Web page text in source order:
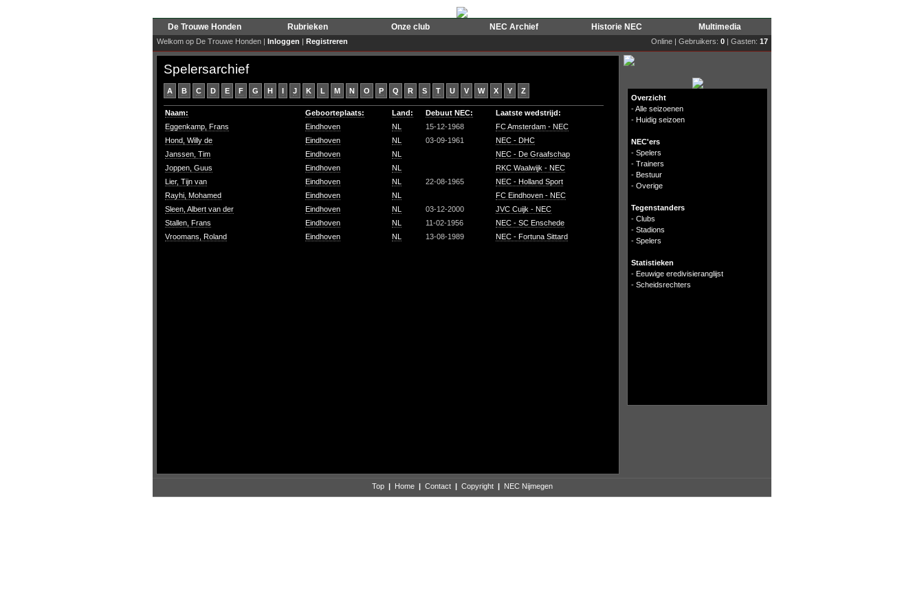
De Trouwe Honden Rubrieken Onze club NEC Archief Historie NEC Multimedia
Welkom op De Trouwe Honden | Inloggen | Registreren Online | Gebruikers: 0 | Gasten: 17
Spelersarchief
A B C D E F G H I J K L M N O P Q R S T U V W X Y Z
Naam: Geboorteplaats: Land: Debuut NEC:
Laatste wedstrijd:
Eggenkamp, Frans
Eindhoven NL 15-12-1968
FC Amsterdam - NEC
Hond, Willy de
Eindhoven NL 03-09-1961
NEC - DHC
Janssen, Tim
Eindhoven NL
NEC - De Graafschap
Joppen, Guus
Eindhoven NL
RKC Waalwijk - NEC
Lier, Tijn van
Eindhoven NL 22-08-1965
NEC - Holland Sport
Rayhi, Mohamed
Eindhoven NL
FC Eindhoven - NEC
Sleen, Albert van der
Eindhoven NL 03-12-2000
JVC Cuijk - NEC
Stallen, Frans
Eindhoven NL 11-02-1956
NEC - SC Enschede
Vroomans, Roland
Eindhoven NL 13-08-1989 NEC - Fortuna Sittard
Overzicht
-Alle seizoenen
- Huidig seizoen
NEC'ers
- Spelers
- Trainers
- Bestuur
- Overige
Tegenstanders
- Clubs
- Stadions
- Spelers
Statistieken
- Eeuwige eredivisieranglijst
- Scheidsrechters
Top | Home | Contact | Copyright | NEC Nijmegen